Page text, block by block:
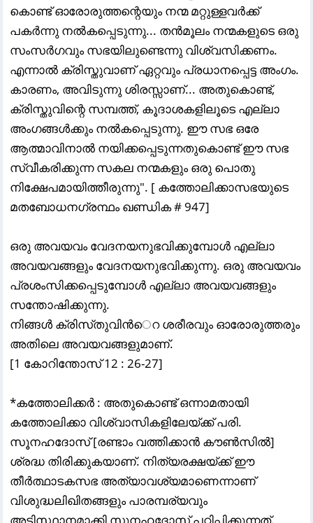
കൊണ്ട് ഓരോരുത്തന്റെയും നന്മ മറ്റുള്ളവർക്ക്‌
പകർന്നു നൽകപ്പെടുന്നു... തൻമൂലം നന്മകളുടെ ഒരു
സംസർഗവും സഭയിലുണ്ടെന്നു വിശ്വസിക്കണം.
എന്നാൽ ക്രിസ്തുവാണ് ഏറ്റവും പ്രധാനപ്പെട്ട അംഗം.
കാരണം, അവിടുന്നു ശിരസ്സാണ്... അതുകൊണ്ട്,
ക്രിസ്തുവിന്റെ സമ്പത്ത്‌, കൂദാശകളിലൂടെ എല്ലാ
അംഗങ്ങൾക്കും നൽകപ്പെടുന്നു. ഈ സഭ ഒരേ
ആത്മാവിനാൽ നയിക്കപ്പെടുന്നതുകൊണ്ട് ഈ സഭ
സ്വീകരിക്കുന്ന സകല നന്മകളും ഒരു പൊതു
നിക്ഷേപമായിത്തീരുന്നു". [ കത്തോലിക്കാസഭയുടെ
മതബോധനഗ്രന്ഥം ഖണ്ഡിക # 947]
ഒരു അവയവം വേദനയനുഭവിക്കുമ്പോള് എല്ലാ
അവയവങ്ങളും വേദനയനുഭവിക്കുന്നു. ഒരു അവയവം
പ്രശംസിക്കപ്പെടുമ്പോള് എല്ലാ അവയവങ്ങളും
സന്തോഷിക്കുന്നു.
നിങ്ങള് ക്രിസ്‌തുവിന്െറ ശരീരവും ഓരോരുത്തരും
അതിലെ അവയവങ്ങളുമാണ്‌.
[1 കോറിന്തോസ്‌ 12 : 26-27]
*കത്തോലിക്കർ : അതുകൊണ്ട്‌ ഒന്നാമതായി
കത്തോലിക്കാ വിശ്വാസികളിലേയ്ക്ക്‌ പരി.
സൂനഹദോസ്‌ [രണ്ടാം വത്തിക്കാൻ കൗൺസിൽ]
ശ്രദ്ധ തിരിക്കുകയാണ്. നിത്യരക്ഷയ്ക്ക്‌ ഈ
തീർത്ഥാടകസഭ അത്യാവശ്യമാണെന്നാണ്
വിശുദ്ധലിഖിതങ്ങളും പാരമ്പര്യവും